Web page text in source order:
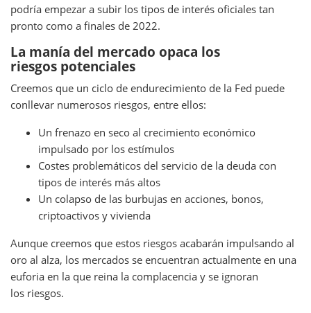
podría empezar a subir los tipos de interés oficiales tan
pronto como a finales de 2022.
La manía del mercado opaca los
riesgos potenciales
Creemos que un ciclo de endurecimiento de la Fed puede
conllevar numerosos riesgos, entre ellos:
Un frenazo en seco al crecimiento económico
impulsado por los estímulos
Costes problemáticos del servicio de la deuda con
tipos de interés más altos
Un colapso de las burbujas en acciones, bonos,
criptoactivos y vivienda
Aunque creemos que estos riesgos acabarán impulsando al
oro al alza, los mercados se encuentran actualmente en una
euforia en la que reina la complacencia y se ignoran
los riesgos.